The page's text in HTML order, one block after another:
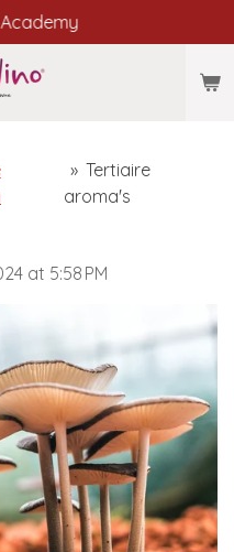
» Tertiaire
aroma's
at 5:58 PM